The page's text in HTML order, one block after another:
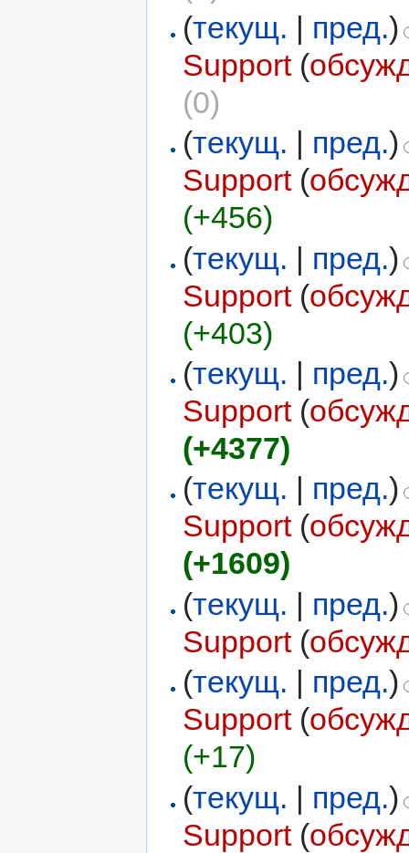
(текущ. | пред.)
Support (
(0)
(текущ. | пред.)
Support (
(+456)
(текущ. | пред.)
Support (
(+403)
(текущ. | пред.)
Support (
(+4377)
(текущ. пред.)
Support (
(+1609)
(текущ. | пред.)
Support (
(текущ. | пред.)
Support (
(+17)
(текущ. | пред.)
Support (